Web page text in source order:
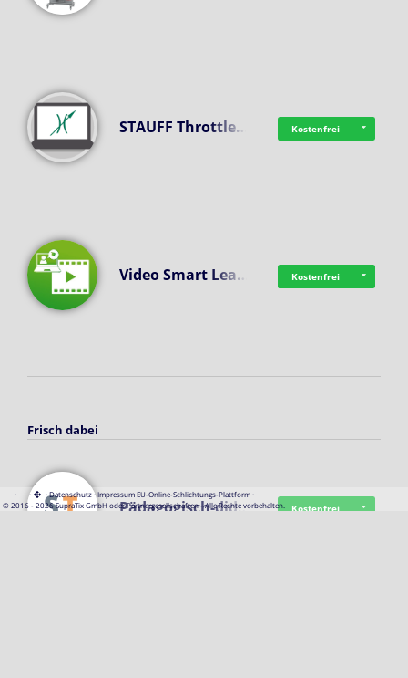
STAUFF Throttle… Kostenfrei
Video Smart Lea… Kostenfrei
Frisch dabei
Pädagogisch-did… Kostenfrei
· · ·Datenschutz·Impressum EU-Online-Schlichtungs-Plattform·
© 2016 - 2026 SupraTix GmbH oder Partnergesellschaften - Alle Rechte vorbehalten.